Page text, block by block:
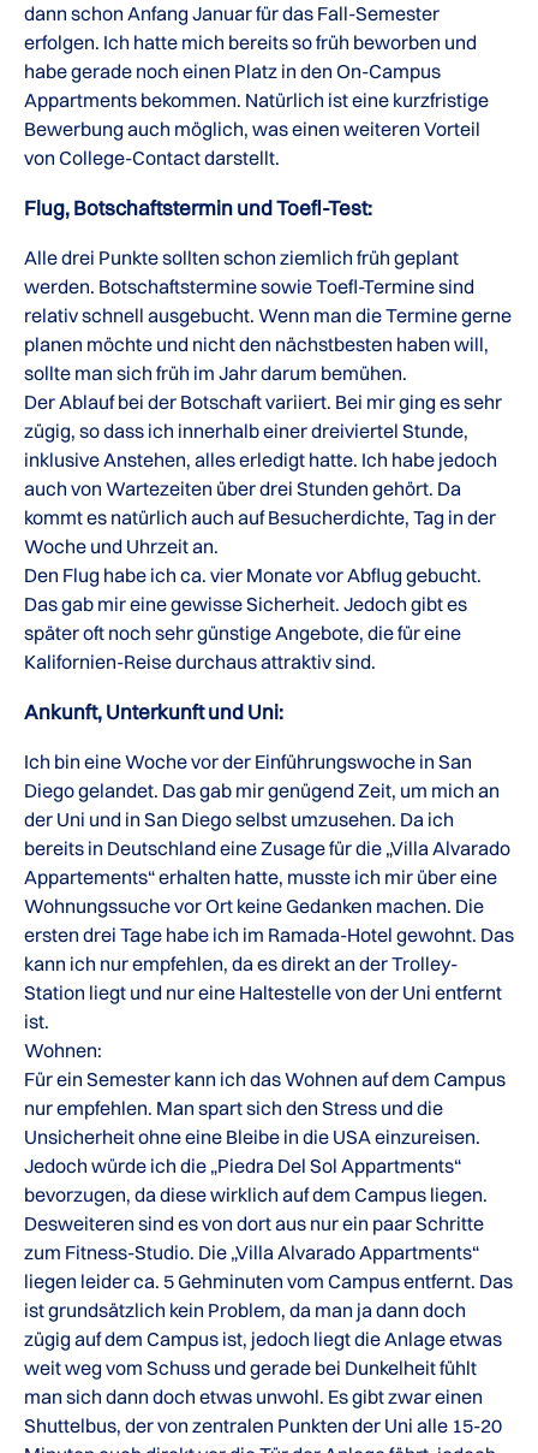
dann schon Anfang Januar für das Fall-Semester
erfolgen. Ich hatte mich bereits so früh beworben und
habe gerade noch einen Platz in den On-Campus
Appartments bekommen. Natürlich ist eine kurzfristige
Bewerbung auch möglich, was einen weiteren Vorteil
von College-Contact darstellt.
Flug, Botschaftstermin und Toefl-Test:
Alle drei Punkte sollten schon ziemlich früh geplant
werden. Botschaftstermine sowie Toefl-Termine sind
relativ schnell ausgebucht. Wenn man die Termine gerne
planen möchte und nicht den nächstbesten haben will,
sollte man sich früh im Jahr darum bemühen.
Der Ablauf bei der Botschaft variiert. Bei mir ging es sehr
zügig, so dass ich innerhalb einer dreiviertel Stunde,
inklusive Anstehen, alles erledigt hatte. Ich habe jedoch
auch von Wartezeiten über drei Stunden gehört. Da
kommt es natürlich auch auf Besucherdichte, Tag in der
Woche und Uhrzeit an.
Den Flug habe ich ca. vier Monate vor Abflug gebucht.
Das gab mir eine gewisse Sicherheit. Jedoch gibt es
später oft noch sehr günstige Angebote, die für eine
Kalifornien-Reise durchaus attraktiv sind.
Ankunft, Unterkunft und Uni:
Ich bin eine Woche vor der Einführungswoche in San
Diego gelandet. Das gab mir genügend Zeit, um mich an
der Uni und in San Diego selbst umzusehen. Da ich
bereits in Deutschland eine Zusage für die „Villa Alvarado
Appartements“ erhalten hatte, musste ich mir über eine
Wohnungssuche vor Ort keine Gedanken machen. Die
ersten drei Tage habe ich im Ramada-Hotel gewohnt. Das
kann ich nur empfehlen, da es direkt an der Trolley-
Station liegt und nur eine Haltestelle von der Uni entfernt
ist.
Wohnen:
Für ein Semester kann ich das Wohnen auf dem Campus
nur empfehlen. Man spart sich den Stress und die
Unsicherheit ohne eine Bleibe in die USA einzureisen.
Jedoch würde ich die „Piedra Del Sol Appartments“
bevorzugen, da diese wirklich auf dem Campus liegen.
Desweiteren sind es von dort aus nur ein paar Schritte
zum Fitness-Studio. Die „Villa Alvarado Appartments“
liegen leider ca. 5 Gehminuten vom Campus entfernt. Das
ist grundsätzlich kein Problem, da man ja dann doch
zügig auf dem Campus ist, jedoch liegt die Anlage etwas
weit weg vom Schuss und gerade bei Dunkelheit fühlt
man sich dann doch etwas unwohl. Es gibt zwar einen
Shuttelbus, der von zentralen Punkten der Uni alle 15-20